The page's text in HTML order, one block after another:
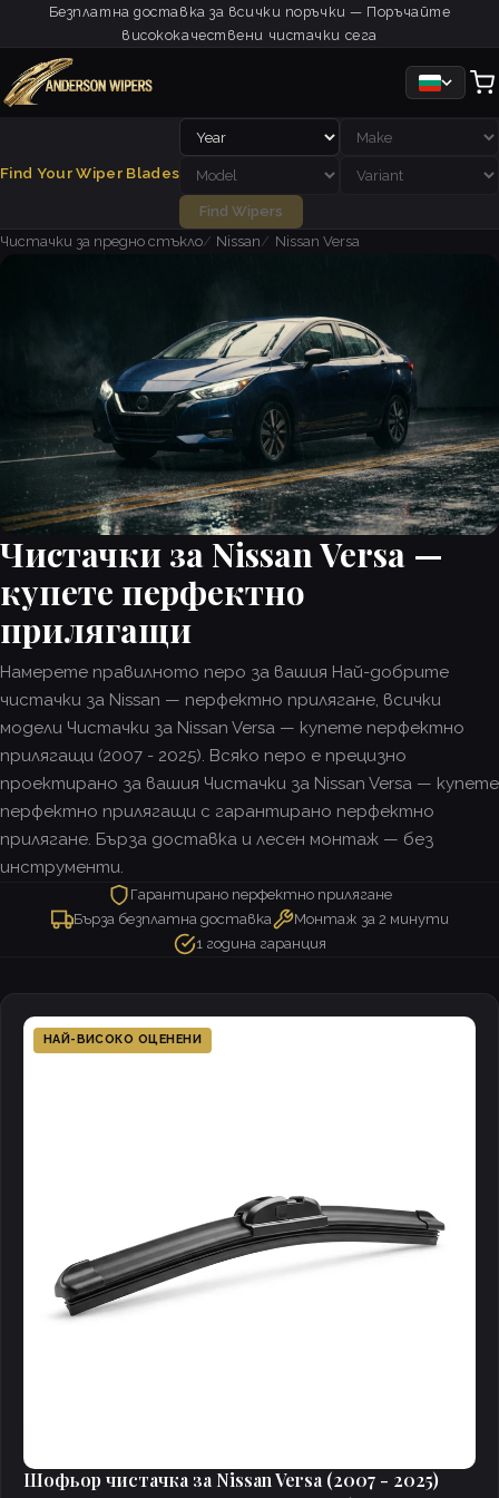
Безплатна доставка за всички поръчки — Поръчайте
висококачествени чистачки сега
Find Your Wiper Blades
Find Wipers
Чистачки за предно стъкло
Nissan Nissan Versa
Чистачки за Nissan Versa —
купете перфектно
прилягащи
Намерете правилното перо за вашия Най-добрите
чистачки за Nissan — перфектно прилягане, всички
модели Чистачки за Nissan Versa — купете перфектно
прилягащи (2007 - 2025). Всяко перо е прецизно
проектирано за вашия Чистачки за Nissan Versa — купете
перфектно прилягащи с гарантирано перфектно
прилягане. Бърза доставка и лесен монтаж — без
инструменти.
Гарантирано перфектно прилягане
Бърза безплатна доставка
Монтаж за 2 минути
1 година гаранция
НАЙ-ВИСОКО ОЦЕНЕНИ
Шофьор чистачка за Nissan Versa (2007 - 2025)